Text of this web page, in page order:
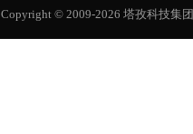
Copyright © 2009-2026 塔孜科技集